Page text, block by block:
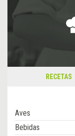
RECETAS
Aves
Bebidas